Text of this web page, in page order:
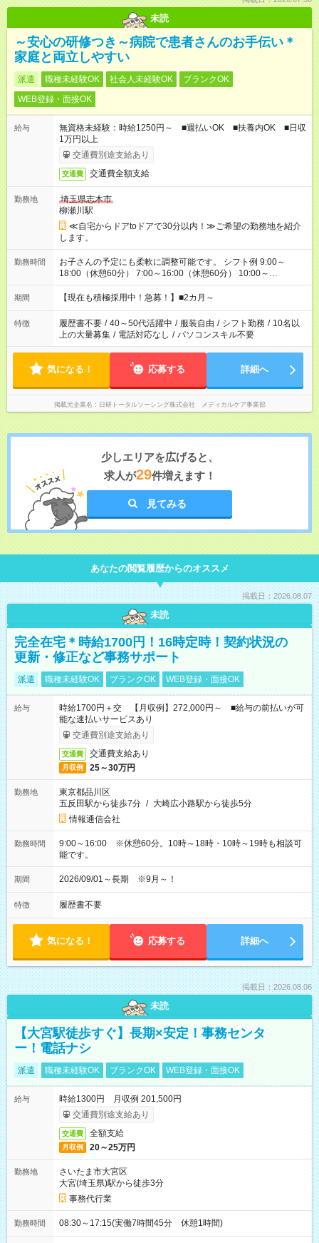
未読
～安心の研修つき～病院で患者さんのお手伝い＊
家庭と両立しやすい
派遣 職種未経験OK 社会人未経験OK
ブランクOK
WEB登録・面接OK
給与
無資格未経験：時給1250円～ ■週払いOK ■扶養内OK ■日収
1万円以上
交通費別途支給あり
交通費 交通費全額支給
勤務地
埼玉県志木市
柳瀬川駅
≪自宅からドアtoドアで30分以内！≫ご希望の勤務地を紹介
します。
勤務時間
お子さんの予定にも柔軟に調整可能です。 シフト例 9:00～
18:00（休憩60分） 7:00～16:00（休憩60分） 10:00～
19:00（休憩60分） ※Wワーク希望の方へ 今ご覧のお仕事で希
望する勤務時間と、もう1つのお仕事の勤務時間の合計が 週40
期間 【現在も積極採用中！急募！】■2カ月～
特徴 履歴書不要 / 40～50代活躍中 / 服装自由 / シフト勤務 / 10名以
上の大量募集 / 電話対応なし / パソコンスキル不要
気になる！ 応募する 詳細へ
掲載元企業名 日研トータルソーシング株式会社 メディカルケア事業部
少しエリアを広げると、
求人が29件増えます！
見てみる
あなたの閲覧履歴からのオススメ
掲載日：2026.08.07
未読
完全在宅＊時給1700円！16時定時！契約状況の
更新・修正など事務サポート
派遣 職種未経験OK ブランクOK WEB登録・面接OK
給与
時給1700円＋交 【月収例】272,000円～ ■給与の前払いが可
能な速払いサービスあり
交通費別途支給あり
交通費 交通費支給あり
月収例 25～30万円
勤務地
東京都品川区
五反田駅から徒歩7分 / 大崎広小路駅から徒歩5分
情報通信会社
勤務時間
9:00～16:00 ※休憩60分。10時～18時・10時～19時も相談可
能です。
期間 2026/09/01～長期 ※9月～！
特徴 履歴書不要
気になる！ 応募する 詳細へ
掲載日：2026.08.06
未読
【大宮駅徒歩すぐ】長期×安定！事務センタ
ー！電話ナシ
派遣 職種未経験OK ブランクOK WEB登録・面接OK
給与
時給1300円 月収例 201,500円
交通費別途支給あり
交通費 全額支給
月収例 20～25万円
勤務地
さいたま市大宮区
大宮(埼玉県)駅から徒歩3分
事務代行業
勤務時間 08:30～17:15(実働7時間45分 休憩1時間)